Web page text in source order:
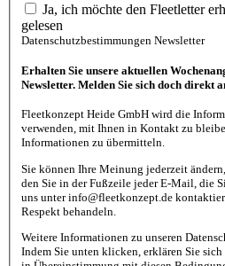
Ja, ich möchte den Fleetletter
gelesen
Datenschutzbestimmungen Newsletter
Erhalten Sie unsere aktuellen
Newsletter. Melden Sie sich doch direkt
Fleetkonzept Heide GmbH wird die
verwenden, mit Ihnen in Kontakt zu
Informationen zu übermitteln.
Sie können Ihre Meinung jederzeit
den Sie in der Fußzeile jeder E-Mail, die
uns unter info@fleetkonzept.de
Respekt behandeln.
Weitere Informationen zu unseren
Indem Sie unten klicken, erklären Sie